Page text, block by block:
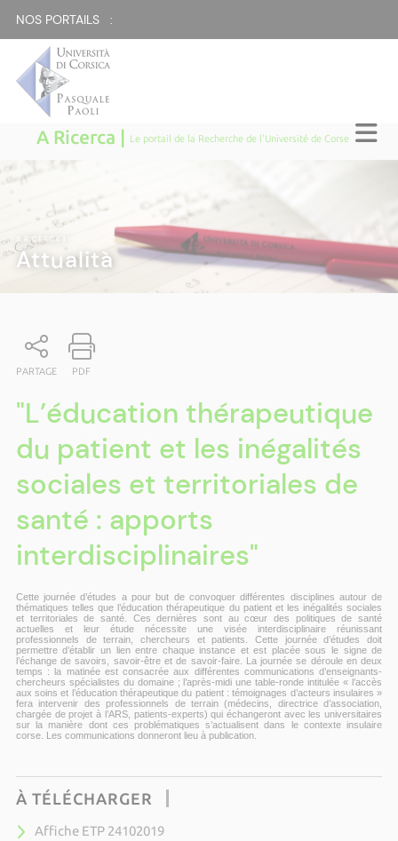
NOS PORTAILS :
A Ricerca | Le portail de la Recherche de l'Université de Corse
A RICERCA
Attualità
PARTAGE PDF
"L’éducation thérapeutique
du patient et les inégalités
sociales et territoriales de
santé : apports
interdisciplinaires"
Cette journée d’études a pour but de convoquer différentes disciplines autour de
thématiques telles que l’éducation thérapeutique du patient et les inégalités sociales
et territoriales de santé. Ces dernières sont au cœur des politiques de santé
actuelles et leur étude nécessite une visée interdisciplinaire réunissant
professionnels de terrain, chercheurs et patients. Cette journée d’études doit
permettre d’établir un lien entre chaque instance et est placée sous le signe de
l’échange de savoirs, savoir-être et de savoir-faire. La journée se déroule en deux
temps : la matinée est consacrée aux différentes communications d’enseignants-
chercheurs spécialistes du domaine ; l’après-midi une table-ronde intitulée « l’accès
aux soins et l’éducation thérapeutique du patient : témoignages d’acteurs insulaires »
fera intervenir des professionnels de terrain (médecins, directrice d’association,
chargée de projet à l’ARS, patients-experts) qui échangeront avec les universitaires
sur la manière dont ces problématiques s’actualisent dans le contexte insulaire
corse. Les communications donneront lieu à publication.
À TÉLÉCHARGER
Affiche ETP 24102019